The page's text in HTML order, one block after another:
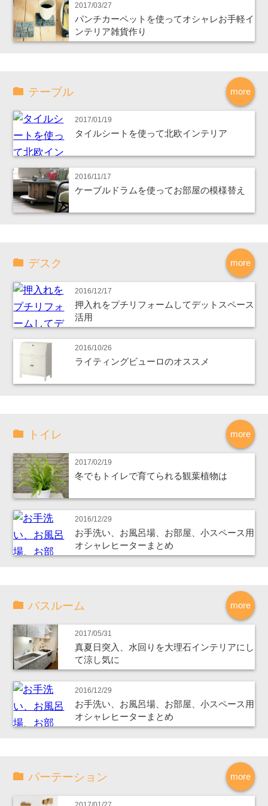
2017/03/27
パンチカーペットを使ってオシャレお手軽イ
ンテリア雑貨作り
more
テーブル
2017/01/19
タイルシートを使って北欧インテリア
2016/11/17
ケーブルドラムを使ってお部屋の模様替え
more
デスク
2016/12/17
押入れをプチリフォームしてデットスペース
活用
2016/10/26
ライティングビューロのオススメ
more
トイレ
2017/02/19
冬でもトイレで育てられる観葉植物は
2016/12/29
お手洗い、お風呂場、お部屋、小スペース用
オシャレヒーターまとめ
more
バスルーム
2017/05/31
真夏日突入、水回りを大理石インテリアにし
て涼し気に
2016/12/29
お手洗い、お風呂場、お部屋、小スペース用
オシャレヒーターまとめ
more
パーテーション